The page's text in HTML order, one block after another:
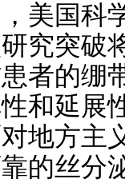
国科
究突破
者的绷
和延展
地方主
的丝分